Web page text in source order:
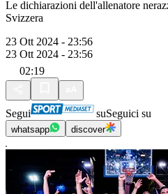
Le dichiarazioni dell'allenatore
Svizzera
23 Ott 2024 - 23:56
23 Ott 2024 - 23:56
02:19
Segui suSeguici su
whatsapp discover